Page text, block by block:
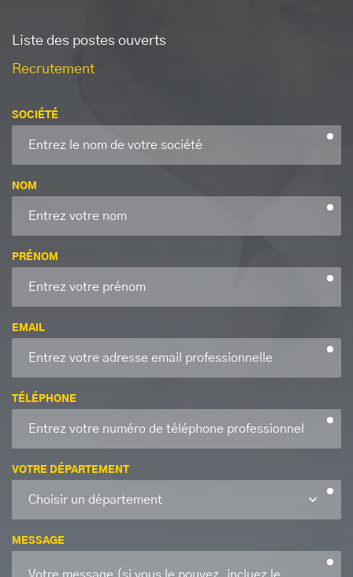
Liste des postes ouverts
Recrutement
SOCIÉTÉ
NOM
PRÉNOM
EMAIL
TÉLÉPHONE
VOTRE DÉPARTEMENT
MESSAGE